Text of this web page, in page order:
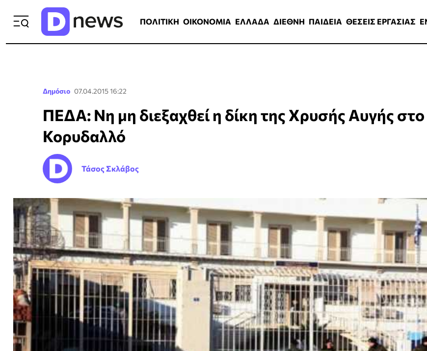
ΠΟΛΙΤΙΚΗ ΟΙΚΟΝΟΜΙΑ ΕΛΛΑΔΑ ΔΙΕΘΝΗ ΠΑΙΔΕΙΑ ΘΕΣΕΙΣ ΕΡΓΑΣΙΑΣ
Δημόσιο 07.04.2015 16:22
ΠΕΔΑ: Νη μη διεξαχθεί η δίκη της Χρυσής Αυγής στο
Κορυδαλλό
Τάσος Σκλάβος